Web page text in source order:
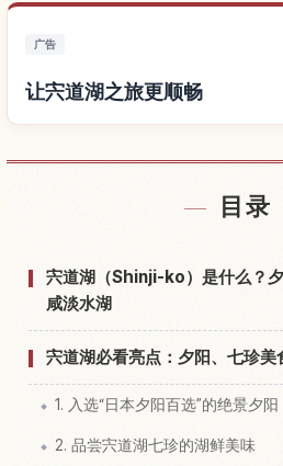
广告
让宍道湖之旅更顺畅
目录
宍道湖（Shinji-ko）是什么？
咸淡水湖
宍道湖必看亮点：夕阳、七珍美
1. 入选“日本夕阳百选”的绝景夕阳
2. 品尝宍道湖七珍的湖鲜美味